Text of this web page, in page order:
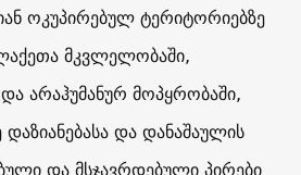
ოკუპირებულ ტერიტორიებზე
მკვლელობაში,
და არაჰუმანურ მოპყრობაში,
და დანაშაულის